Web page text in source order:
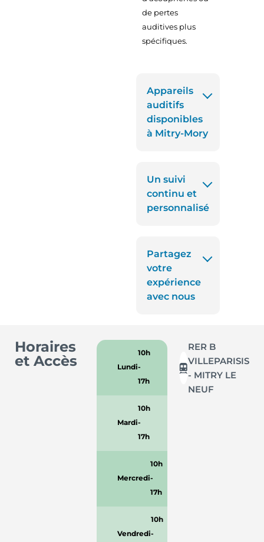
de pertes
auditives plus
spécifiques.
Appareils
auditifs
disponibles
à Mitry-Mory
Un suivi
continu et
personnalisé
Partagez
votre
expérience
avec nous
Horaires
et Accès
Lundi
10h
-
17h
Mardi
10h
-
17h
Mercredi
10h
-
17h
Vendredi
10h
-
RER B
VILLEPARISIS
- MITRY LE
NEUF